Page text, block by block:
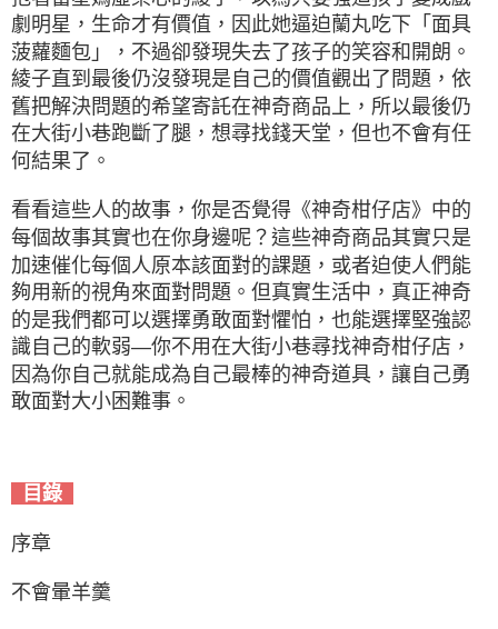
劇明星，生命才有價值，因此她逼迫蘭丸吃下「面具
菠蘿麵包」，不過卻發現失去了孩子的笑容和開朗。
綾子直到最後仍沒發現是自己的價值觀出了問題，依
舊把解決問題的希望寄託在神奇商品上，所以最後仍
在大街小巷跑斷了腿，想尋找錢天堂，但也不會有任
何結果了。
看看這些人的故事，你是否覺得《神奇柑仔店》中的
每個故事其實也在你身邊呢？這些神奇商品其實只是
加速催化每個人原本該面對的課題，或者迫使人們能
夠用新的視角來面對問題。但真實生活中，真正神奇
的是我們都可以選擇勇敢面對懼怕，也能選擇堅強認
識自己的軟弱—你不用在大街小巷尋找神奇柑仔店，
因為你自己就能成為自己最棒的神奇道具，讓自己勇
敢面對大小困難事。
目錄
序章
不會暈羊羹